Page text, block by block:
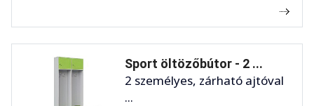
Sport öltözőbútor - 2 ...
2 személyes, zárható ajtóval
...